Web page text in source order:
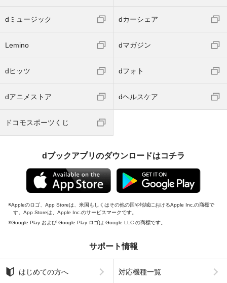
dミュージック dカーシェア
Lemino dマガジン
dヒッツ dフォト
dアニメストア dヘルスケア
ドコモスポーツくじ
dブックアプリのダウンロードはコチラ
Appleのロゴ、App Storeは、米国もしくはその他の国や地域におけるApple Inc.の商標で
す。App Storeは、Apple Inc.のサービスマークです。
Google Play および Google Play ロゴは Google LLC の商標です。
サポート情報
はじめての方へ 対応機種一覧